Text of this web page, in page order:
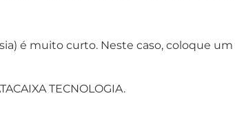
é muito curto. Neste caso, coloque
TECNOLOGIA.